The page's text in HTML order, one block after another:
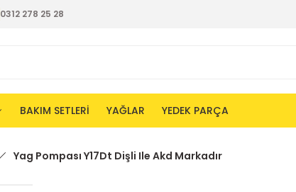
0312 278 25 28
BAKIM SETLERİ YAĞLAR YEDEK PARÇA
Yag Pompası Y17Dt Dişli Ile Akd Markadır